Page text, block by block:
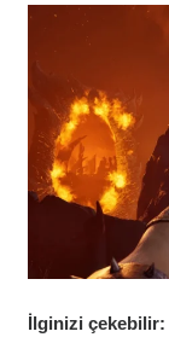
İlginizi çekebilir: